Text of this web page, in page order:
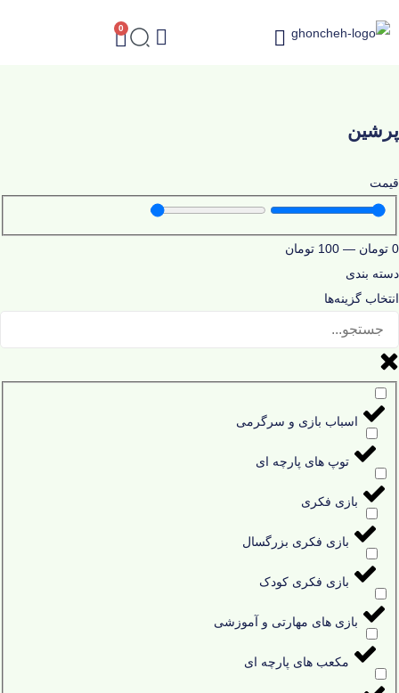
0
پرشین
قیمت
0 تومان —
100 تومان
دسته بندی
انتخاب گزینه‌ها
اسباب بازی و سرگرمی
توپ های پارچه ای
بازی فکری
بازی فکری بزرگسال
بازی فکری کودک
بازی های مهارتی و آموزشی
مکعب های پارچه ای